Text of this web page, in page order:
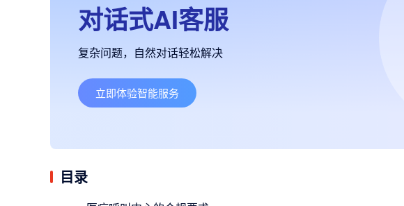
对话式AI客服
复杂问题，自然对话轻松解决
立即体验智能服务
目录